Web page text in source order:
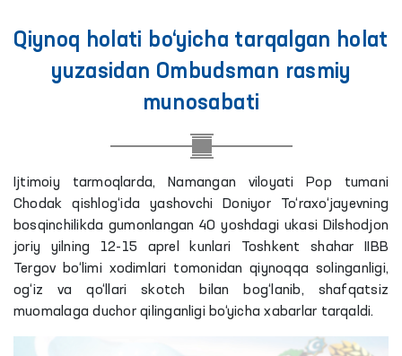
Qiynoq holati bo‘yicha tarqalgan holat
yuzasidan Ombudsman rasmiy
munosabati
Ijtimoiy tarmoqlarda, Namangan viloyati Pop tumani
Chodak qishlog‘ida yashovchi Doniyor To‘raxo‘jayevning
bosqinchilikda gumonlangan 40 yoshdagi ukasi Dilshodjon
joriy yilning 12-15 aprel kunlari Toshkent shahar IIBB
Tergov bo‘limi xodimlari tomonidan qiynoqqa solinganligi,
og‘iz va qo‘llari skotch bilan bog‘lanib, shafqatsiz
muomalaga duchor qilinganligi bo‘yicha xabarlar tarqaldi.